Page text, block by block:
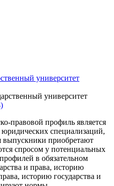
университет
правовой профиль является
специализаций,
выпускники приобретают
спросом у потенциальных
в обязательном
и права, историю
историю государства и